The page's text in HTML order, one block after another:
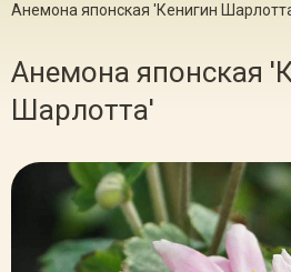
Анемона японская 'Кенигин
Анемона японская
Шарлотта'